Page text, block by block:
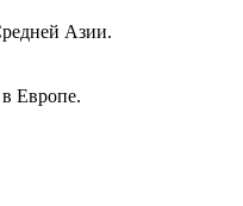
Азии.
Европе.